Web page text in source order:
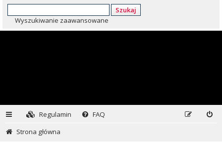
Szukaj
Wyszukiwanie zaawansowane
Regulamin
FAQ
Strona główna